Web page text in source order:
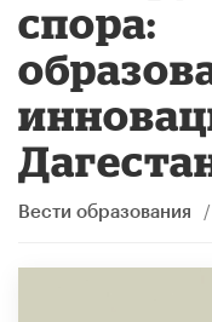
спора:
Вести образования /